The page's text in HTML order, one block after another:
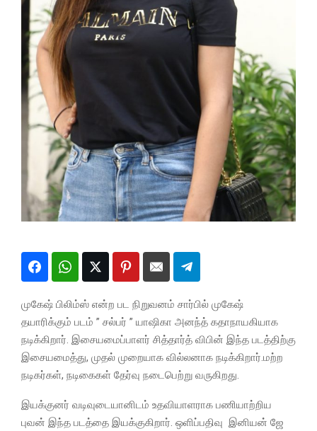
முகேஷ் பிலிம்ஸ் என்ற பட நிறுவனம் சார்பில் முகேஷ்
தயாரிக்கும் படம் ” சல்பர் ” யாஷிகா அனந்த் கதாநாயகியாக
நடிக்கிறார். இசையமைப்பாளர் சித்தார்த் விபின் இந்த படத்திற்கு
இசையமைத்து, முதல் முறையாக வில்லனாக நடிக்கிறார்.மற்ற
நடிகர்கள், நடிகைகள் தேர்வு நடைபெற்று வருகிறது.
இயக்குனர் வடிவுடையானிடம் உதவியாளராக பணியாற்றிய
புவன் இந்த படத்தை இயக்குகிறார். ஒளிப்பதிவு இனியன் ஜே